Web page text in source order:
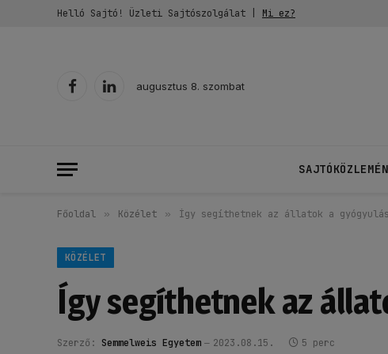
Helló Sajtó! Üzleti Sajtószolgálat | Mi ez?
FacebookLinkedIn
augusztus 8. szombat
Főoldal » Közélet » Így segíthetnek az állatok a
KÖZÉLET
Így segíthetnek az
Szerző: Semmelweis Egyetem 2023.08.15. 5 perc